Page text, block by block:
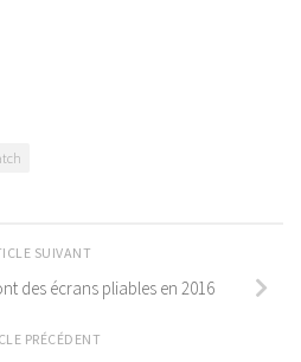
SUIVANT
des écrans pliables en 2016
PRÉCÉDENT